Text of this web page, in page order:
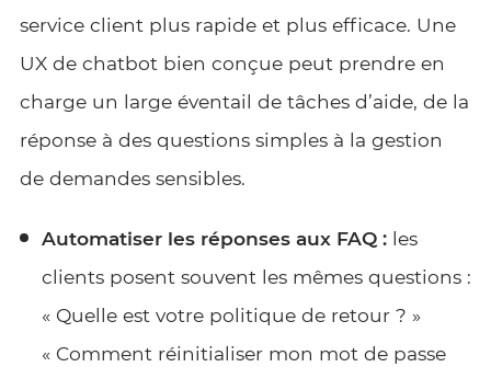
service client plus rapide et plus efficace. Une
UX de chatbot bien conçue peut prendre en
charge un large éventail de tâches d’aide, de la
réponse à des questions simples à la gestion
de demandes sensibles.
Automatiser les réponses aux FAQ :les
clients posent souvent les mêmes questions :
« Quelle est votre politique de retour ? »
« Comment réinitialiser mon mot de passe